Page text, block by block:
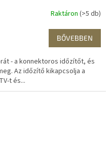
Raktáron (>5 db)
BŐVEBBEN
- a konnektoros időzítőt, és
Az időzítő kikapcsolja a
t és...